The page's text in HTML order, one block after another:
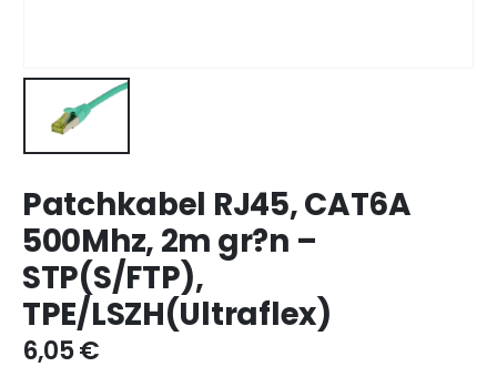
Patchkabel RJ45, CAT6A
500Mhz, 2m gr?n –
STP(S/FTP),
TPE/LSZH(Ultraflex)
6,05€